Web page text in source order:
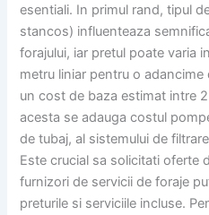
esentiali. In primul rand, tipul
stancos) influenteaza
forajului, iar pretul poate varia
metru liniar pentru o
un cost de baza estimat intre
acesta se adauga costul
de tubaj, al sistemului de
Este crucial sa solicitati oferte
furnizori de servicii de foraje
preturile si serviciile incluse.